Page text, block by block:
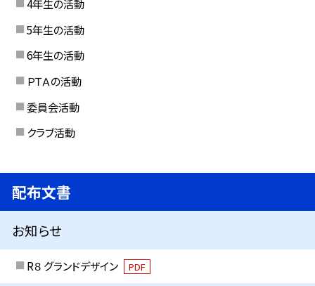
4年生の活動
5年生の活動
6年生の活動
ＰＴＡの活動
委員会活動
クラブ活動
配布文書
お知らせ
R８ グランドデザイン PDF